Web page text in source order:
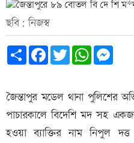
ছবি: নিজস্ব
Share FacebookTwitterWhatsApp
জৈন্তাপুর মডেল থানা পুলিশের
পাচারকালে বিদেশি মদ সহ
হওয়া ব্যাক্তির নাম নিপুল